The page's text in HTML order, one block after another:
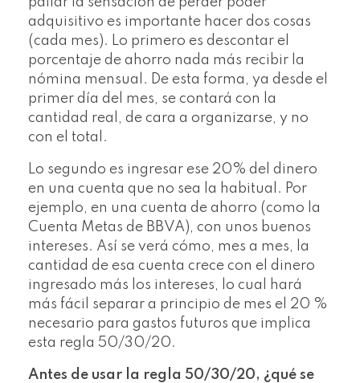
adquisitivo es importante hacer dos cosas
(cada mes). Lo primero es descontar el
porcentaje de ahorro nada más recibir la
nómina mensual. De esta forma, ya desde el
primer día del mes, se contará con la
cantidad real, de cara a organizarse, y no
con el total.
Lo segundo es ingresar ese 20% del dinero
en una cuenta que no sea la habitual. Por
ejemplo, en una cuenta de ahorro (como la
Cuenta Metas de BBVA), con unos buenos
intereses. Así se verá cómo, mes a mes, la
cantidad de esa cuenta crece con el dinero
ingresado más los intereses, lo cual hará
más fácil separar a principio de mes el 20 %
necesario para gastos futuros que implica
esta regla 50/30/20.
Antes de usar la regla 50/30/20, ¿qué se